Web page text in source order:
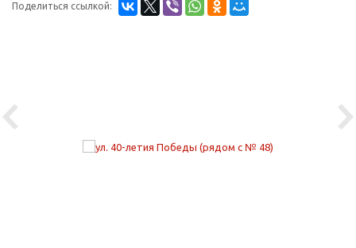
Поделиться ссылкой:
Previous